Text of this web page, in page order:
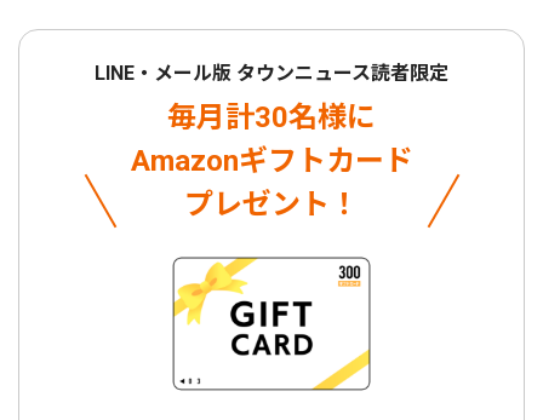
LINE・メール版 タウンニュース読者限定
毎月計30名様に
Amazonギフトカード
プレゼント！